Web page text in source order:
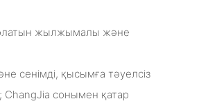
жылжымалы және
сенімді, қысымға тәуелсіз
ChangJia сонымен қатар